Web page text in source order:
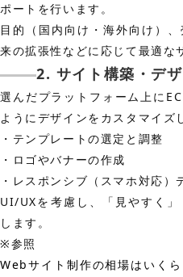
ポートを行います。
目的（国内向け・海外向け）
来の拡張性などに応じて最適な
2. サイト構築・デ
選んだプラットフォーム上に
ようにデザインをカスタマイズ
・テンプレートの選定と調整
・ロゴやバナーの作成
・レスポンシブ（スマホ対応）
UI/UXを考慮し、「見やすく
します。
※参照
Webサイト制作の相場はいく